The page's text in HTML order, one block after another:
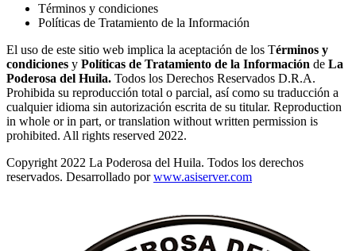
Términos y condiciones
Políticas de Tratamiento de la Información
El uso de este sitio web implica la aceptación de los Términos y
condiciones y Políticas de Tratamiento de la Información de La
Poderosa del Huila. Todos los Derechos Reservados D.R.A.
Prohibida su reproducción total o parcial, así como su traducción a
cualquier idioma sin autorización escrita de su titular. Reproduction
in whole or in part, or translation without written permission is
prohibited. All rights reserved 2022.
Copyright 2022 La Poderosa del Huila. Todos los derechos
reservados. Desarrollado porwww.asiserver.com